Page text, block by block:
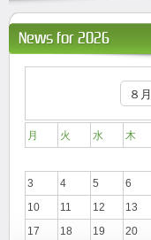
News for 2026
月 火 水 木
3
4 5 6
10
11 12 13
17
18 19 20